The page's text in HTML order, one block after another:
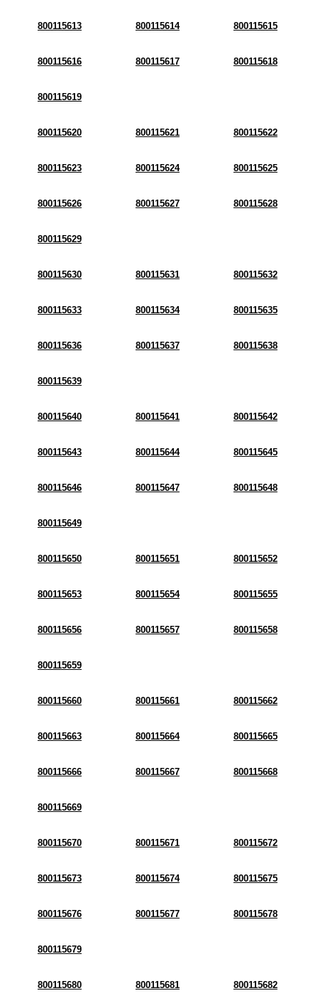
800115613 800115614 800115615
800115616 800115617 800115618
800115619
800115620 800115621 800115622
800115623 800115624 800115625
800115626 800115627 800115628
800115629
800115630 800115631 800115632
800115633 800115634 800115635
800115636 800115637 800115638
800115639
800115640 800115641 800115642
800115643 800115644 800115645
800115646 800115647 800115648
800115649
800115650 800115651 800115652
800115653 800115654 800115655
800115656 800115657 800115658
800115659
800115660 800115661 800115662
800115663 800115664 800115665
800115666 800115667 800115668
800115669
800115670 800115671 800115672
800115673 800115674 800115675
800115676 800115677 800115678
800115679
800115680 800115681 800115682